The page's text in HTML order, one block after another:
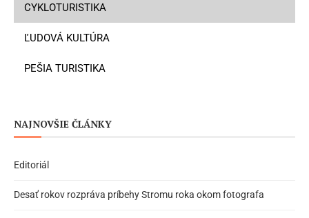
CYKLOTURISTIKA
ĽUDOVÁ KULTÚRA
PEŠIA TURISTIKA
NAJNOVŠIE ČLÁNKY
Editoriál
Desať rokov rozpráva príbehy Stromu roka okom fotografa